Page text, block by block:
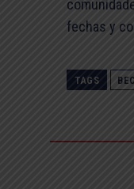
fechas y
TAGS